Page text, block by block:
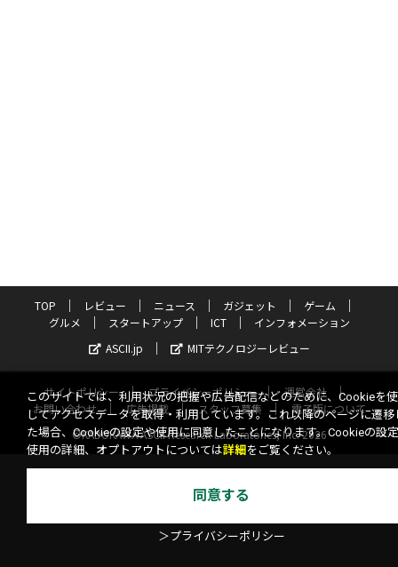
TOP レビュー ニュース ガジェット
ゲーム
グルメ
スタートアップ ICT
インフォメーション
ASCII.jp
MITテクノロジーレビュー
サイトポリシー プライバシーポリシー
運営会社
お問い合わせ
広告掲載 スタッフ募集
電子版について
©KADOKAWA ASCII Research Laboratories, Inc. 2026
このサイトでは、利用状況の把握や広告配信などのために、Cookieを
してアクセスデータを取得・利用しています。これ以降のページに遷移
た場合、Cookieの設定や使用に同意したことになります。Cookieの設
使用の詳細、オプトアウトについては詳細 をご覧ください。
同意する
＞プライバシーポリシー